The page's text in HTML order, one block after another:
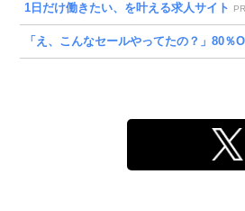
1日だけ働きたい、を叶える求人サイト
「え、こんなセールやってたの？」80